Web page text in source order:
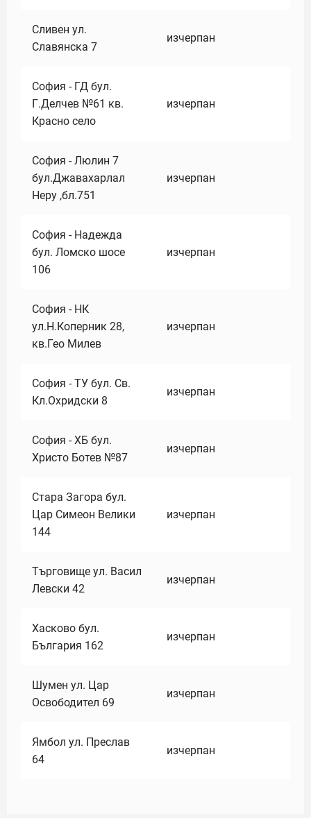
Сливен ул.
Славянска 7
изчерпан
София - ГД бул.
Г.Делчев №61 кв.
Красно село
изчерпан
София - Люлин 7
бул.Джавахарлал
Неру ,бл.751
изчерпан
София - Надежда
бул. Ломско шосе
106
изчерпан
София - НК
ул.Н.Коперник 28,
кв.Гео Милев
изчерпан
София - ТУ бул. Св.
Кл.Охридски 8
изчерпан
София - ХБ бул.
Христо Ботев №87
изчерпан
Стара Загора бул.
Цар Симеон Велики
144
изчерпан
Търговище ул. Васил
Левски 42
изчерпан
Хасково бул.
България 162
изчерпан
Шумен ул. Цар
Освободител 69
изчерпан
Ямбол ул. Преслав
64
изчерпан